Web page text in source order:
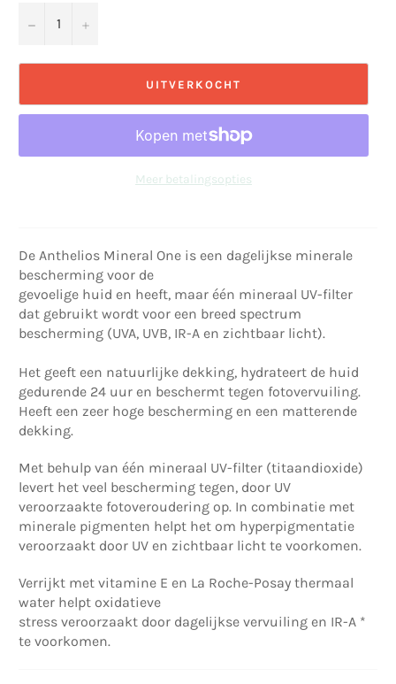
− +
UITVERKOCHT
Meer betalingsopties
De Anthelios Mineral One is een dagelijkse minerale
bescherming voor de
gevoelige huid en heeft, maar één mineraal UV-filter
dat gebruikt wordt voor een breed spectrum
bescherming (UVA, UVB, IR-A en zichtbaar licht).
Het geeft een natuurlijke dekking, hydrateert de huid
gedurende 24 uur en beschermt tegen fotovervuiling.
Heeft een zeer hoge bescherming en een matterende
dekking.
Met behulp van één mineraal UV-filter (titaandioxide)
levert het veel bescherming tegen, door UV
veroorzaakte fotoveroudering op. In combinatie met
minerale pigmenten helpt het om hyperpigmentatie
veroorzaakt door UV en zichtbaar licht te voorkomen.
Verrijkt met vitamine E en La Roche-Posay thermaal
water helpt oxidatieve
stress veroorzaakt door dagelijkse vervuiling en IR-A *
te voorkomen.